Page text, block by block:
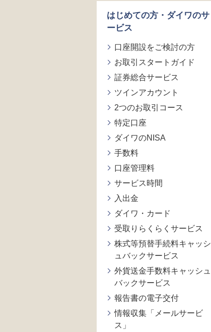
はじめての方・ダイワのサ
ービス
口座開設をご検討の方
お取引スタートガイド
証券総合サービス
ツインアカウント
2つのお取引コース
特定口座
ダイワのNISA
手数料
口座管理料
サービス時間
入出金
ダイワ・カード
受取りらくらくサービス
株式等預替手続料キャッシ
ュバックサービス
外貨送金手数料キャッシュ
バックサービス
報告書の電子交付
情報収集「メールサービ
ス」